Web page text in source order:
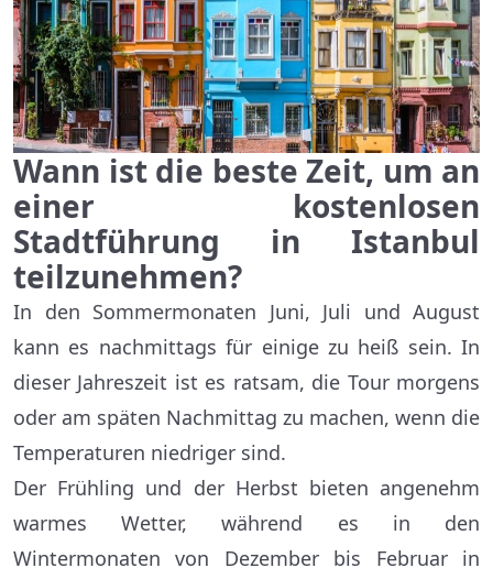
Wann ist die beste Zeit, um an
einer kostenlosen
Stadtführung in Istanbul
teilzunehmen?
In den Sommermonaten Juni, Juli und August
kann es nachmittags für einige zu heiß sein. In
dieser Jahreszeit ist es ratsam, die Tour morgens
oder am späten Nachmittag zu machen, wenn die
Temperaturen niedriger sind.
Der Frühling und der Herbst bieten angenehm
warmes Wetter, während es in den
Wintermonaten von Dezember bis Februar in